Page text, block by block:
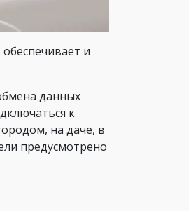
и
данных
к
на даче, в
предусмотрено